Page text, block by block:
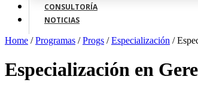
CONSULTORÍA
NOTICIAS
Home /Programas /Progs /Especialización /
Especialización en